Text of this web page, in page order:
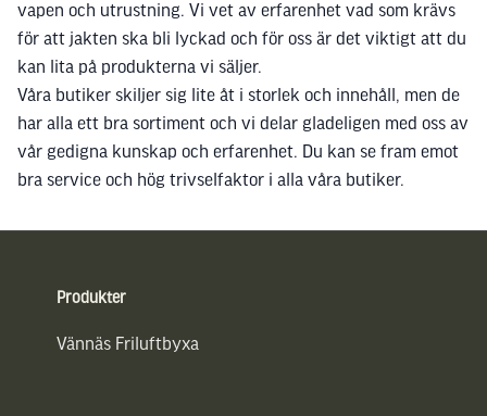
vapen och utrustning. Vi vet av erfarenhet vad som krävs
för att jakten ska bli lyckad och för oss är det viktigt att du
kan lita på produkterna vi säljer.
Våra butiker skiljer sig lite åt i storlek och innehåll, men de
har alla ett bra sortiment och vi delar gladeligen med oss av
vår gedigna kunskap och erfarenhet. Du kan se fram emot
bra service och hög trivselfaktor i alla våra butiker.
Produkter
Vännäs Friluftbyxa